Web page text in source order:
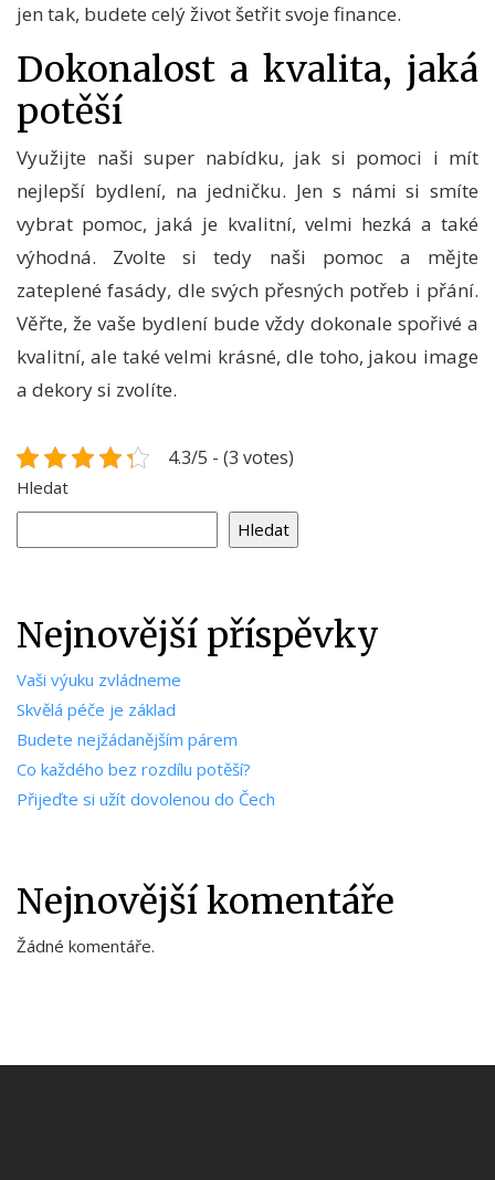
jen tak, budete celý život šetřit svoje finance.
Dokonalost a kvalita, jaká
potěší
Využijte naši super nabídku, jak si pomoci i mít
nejlepší bydlení, na jedničku. Jen s námi si smíte
vybrat pomoc, jaká je kvalitní, velmi hezká a také
výhodná. Zvolte si tedy naši pomoc a mějte
zateplené fasády, dle svých přesných potřeb i přání.
Věřte, že vaše bydlení bude vždy dokonale spořivé a
kvalitní, ale také velmi krásné, dle toho, jakou image
a dekory si zvolíte.
4.3/5 - (3 votes)
Hledat
Hledat
Nejnovější příspěvky
Vaši výuku zvládneme
Skvělá péče je základ
Budete nejžádanějším párem
Co každého bez rozdílu potěší?
Přijeďte si užít dovolenou do Čech
Nejnovější komentáře
Žádné komentáře.